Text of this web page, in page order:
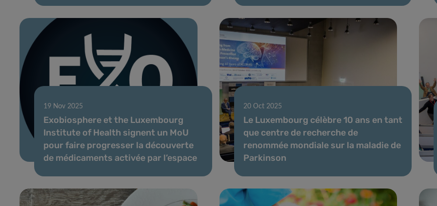
19 Nov 2025
Exobiosphere et the Luxembourg
Institute of Health signent un MoU
pour faire progresser la découverte
de médicaments activée par l’espace
20 Oct 2025
Le Luxembourg célèbre 10 ans en tant
que centre de recherche de
renommée mondiale sur la maladie de
Parkinson